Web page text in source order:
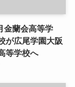
金蘭会高等学
が広尾学園大阪
等学校へ